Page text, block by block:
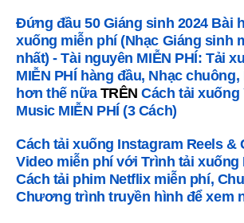
Đứng đầu 50 Giáng sinh 2024 Bài
xuống miễn phí (Nhạc Giáng sinh
nhất) - Tài nguyên MIỄN PHÍ: Tải
MIỄN PHÍ hàng đầu, Nhạc
hơn thế nữaTRÊNCách tải xuống
Music MIỄN PHÍ (3 Cách)
Cách tải xuống Instagram Reels &
Video miễn phí với Trình tải xuống
Cách tải phim Netflix miễn phí,
Chương trình truyền hình để xem